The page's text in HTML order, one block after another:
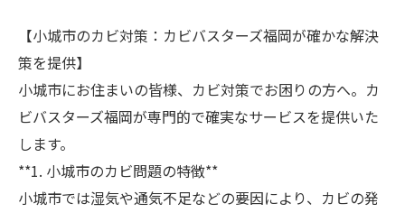
【小城市のカビ対策：カビバスターズ福岡が確かな解決
策を提供】
小城市にお住まいの皆様、カビ対策でお困りの方へ。カ
ビバスターズ福岡が専門的で確実なサービスを提供いた
します。
**1. 小城市のカビ問題の特徴**
小城市では湿気や通気不足などの要因により、カビの発